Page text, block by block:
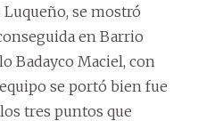
se mostró
en Barrio
Badayco Maciel, con
se portó bien fue
tres puntos que